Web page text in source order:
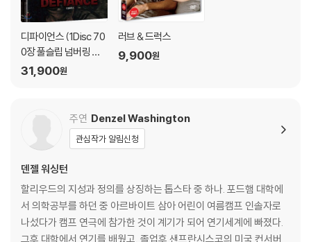
※ 교환/반품 안내
1) 불량으로 인한 교환/반품 요청 시에는 불량 확인을 위해 개봉 시의 동영
상을 요청할 수 있으며, 동영상이 없는 경우 교환/반품이 제한될 수 있습니
2) 사양 오인지, 오 구매, 변심 사유로의 반품은 제품 개봉 전에만 운임비
부담 후 처리 가능합니다.
3) 스틸북 한정판, 초회 한정판의 경우 제작 수량이 한정되어 있고, 택배
이동 과정에서의 손상이 발생하면, 재 판매가 어려우므로 신중한 구매 선
택을 부탁드립니다.
4) 한정판 상품의 변심, 오구매로 인한 반품은 회송된 상품의 상태 확인 후
진행이 가능합니다. 택배 이동 중 파손이 발생하지 않도록 완충 포장을 부
탁드립니다.
디파이언스 (1Disc 70
0장 풀슬립 넘버링 한
정판) : 블루레이
31,900원
러브 & 드럭스
9,900원
주연 Denzel Washington
관심작가 알림신청
덴젤 워싱턴
할리우드의 지성과 정의를 상징하는 톱스타 중 하나. 포드햄 대학에
서 의학공부를 하던 중 아르바이트 삼아 어린이 여름캠프 인솔자로
나섰다가 캠프 연극에 참가한 것이 계기가 되어 연기세계에 빠졌다.
그후 대학에서 연기를 배웠고, 졸업후 샌프란시스코의 미국 컨서버